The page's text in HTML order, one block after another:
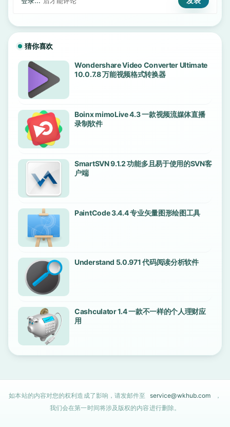
猜你喜欢
Wondershare Video Converter Ultimate
10.0.7.8 万能视频格式转换器
Boinx mimoLive 4.3 一款视频流媒体直播
录制软件
SmartSVN 9.1.2 功能多且易于使用的SVN客
户端
PaintCode 3.4.4 专业矢量图形绘图工具
Understand 5.0.971 代码阅读分析软件
Cashculator 1.4 一款不一样的个人理财应
用
如本站的内容对您的权利造成了影响，请发邮件至 service@wkhub.com
，
我们会在第一时间将涉及版权的内容进行删除。